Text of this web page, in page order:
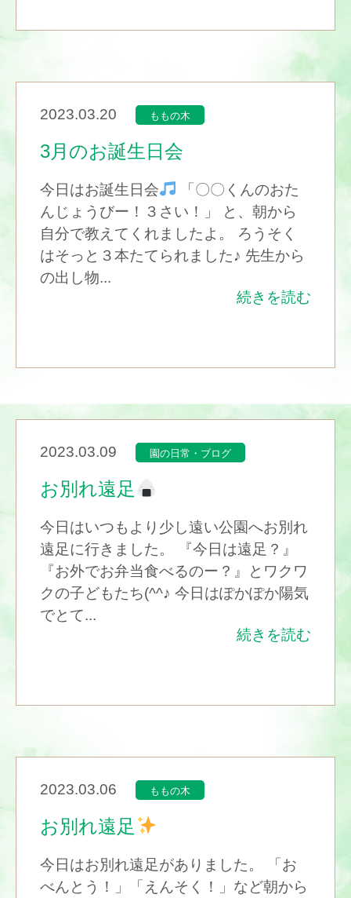
2023.03.20 ももの木
3月のお誕生日会
今日はお誕生日会
「〇〇くんのおた
んじょうびー！３さい！」 と、朝から
自分で教えてくれましたよ。 ろうそく
はそっと３本たてられました♪ 先生から
の出し物...
続きを読む
2023.03.09 園の日常・ブログ
お別れ遠足
今日はいつもより少し遠い公園へお別れ
遠足に行きました。 『今日は遠足？』
『お外でお弁当食べるのー？』とワクワ
クの子どもたち(^^♪ 今日はぽかぽか陽気
でとて...
続きを読む
2023.03.06 ももの木
お別れ遠足
今日はお別れ遠足がありました。 「お
べんとう！」「えんそく！」など朝から